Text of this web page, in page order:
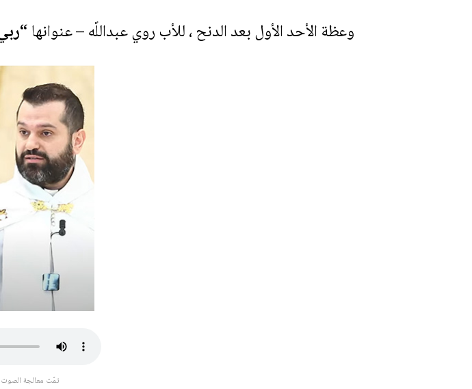
وعظة الأحد الأول بعد الدنح ، للأب روي عبداللّه – عنوانها
تمّت معالجة الصوت